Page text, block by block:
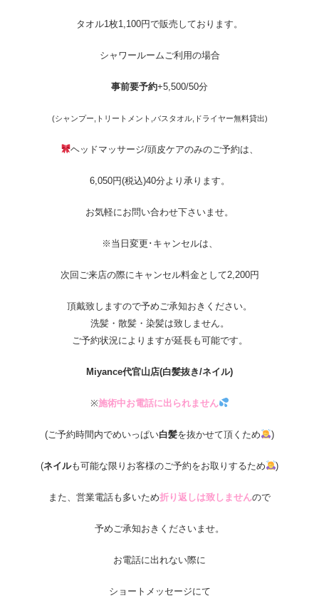
タオル1枚1,100円で販売しております。
シャワールームご利用の場合
事前要予約+5,500/50分
(シャンプー,トリートメント,バスタオル,ドライヤー無料貸出)
ヘッドマッサージ/頭皮ケアのみのご予約は、
6,050円(税込)40分より承ります。
お気軽にお問い合わせ下さいませ。
※当日変更･キャンセルは、
次回ご来店の際にキャンセル料金として2,200円
頂戴致しますので予めご承知おきください。
洗髪・散髪・染髪は致しません。
ご予約状況によりますが延長も可能です。
Miyance代官山店(白髪抜き/ネイル)
※施術中お電話に出られません
(ご予約時間内でめいっぱい白髪を抜かせて頂くため )
(ネイルも可能な限りお客様のご予約をお取りするため )
また、営業電話も多いため折り返しは致しませんので
予めご承知おきくださいませ。
お電話に出れない際に
ショートメッセージにて